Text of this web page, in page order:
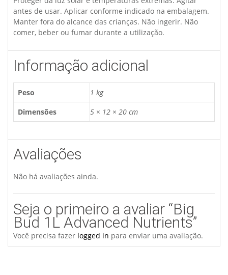
antes de usar. Aplicar conforme indicado na embalagem.
Manter fora do alcance das crianças. Não ingerir. Não
comer, beber ou fumar durante a utilização.
Informação adicional
Peso
1 kg
Dimensões
5 × 12 × 20 cm
Avaliações
Não há avaliações ainda.
Seja o primeiro a avaliar “Big
Bud 1L Advanced Nutrients”
Você precisa fazer logged in para enviar uma avaliação.